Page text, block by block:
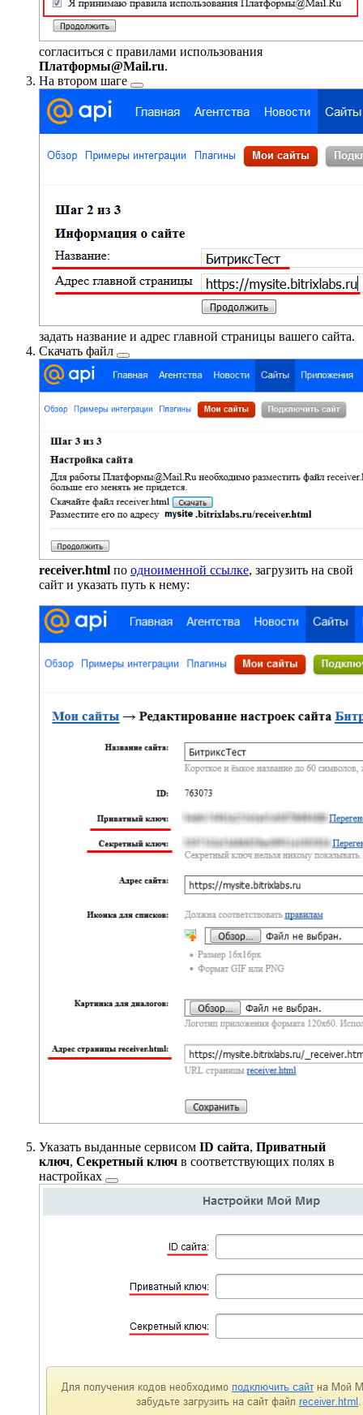
согласиться с правилами использования
Платформы@Mail.ru.
На втором шаге
задать название и адрес главной страницы вашего сайта.
Скачать файл
receiver.html по одноименной ссылке, загрузить на свой
сайт и указать путь к нему:
Указать выданные сервисом ID сайта, Приватный
ключ, Секретный ключ в соответствующих полях в
настройках